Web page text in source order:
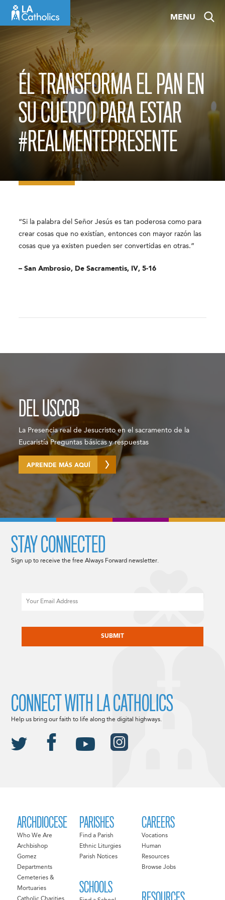
MENU
ÉL TRANSFORMA EL PAN EN
SU CUERPO PARA ESTAR
#REALMENTEPRESENTE
“Si la palabra del Señor Jesús es tan poderosa como para
crear cosas que no existían, entonces con mayor razón las
cosas que ya existen pueden ser convertidas en otras.”
– San Ambrosio, De Sacramentis, IV, 5-16
DEL USCCB
La Presencia real de Jesucristo en el sacramento de la
Eucaristía Preguntas básicas y respuestas
APRENDE MÁS AQUÍ
ARCHDIOCESE
Who We Are
Archbishop
Gomez
Departments
Cemeteries &
Mortuaries
PARISHES
Find a Parish
Ethnic Liturgies
Parish Notices
SCHOOLS
CAREERS
Vocations
Human
Resources
Browse Jobs
STAY CONNECTED
Sign up to receive the free Always Forward newsletter.
CONNECT WITH LA CATHOLICS
Help us bring our faith to life along the digital highways.